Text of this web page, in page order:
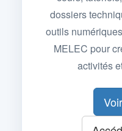
dossiers
outils
MELEC pour
activités